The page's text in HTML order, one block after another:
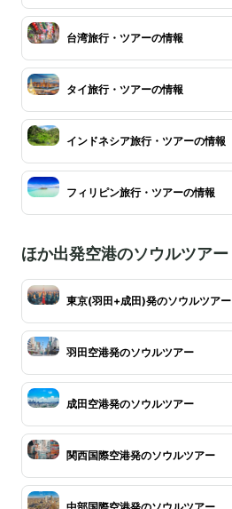
台湾旅行・ツアーの情報
タイ旅行・ツアーの情報
インドネシア旅行・ツアーの情報
フィリピン旅行・ツアーの情報
ほか出発空港のソウルツアー
東京(羽田+成田)発のソウルツアー
羽田空港発のソウルツアー
成田空港発のソウルツアー
関西国際空港発のソウルツアー